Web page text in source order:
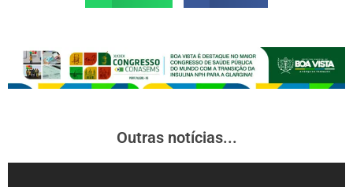
Outras notícias...